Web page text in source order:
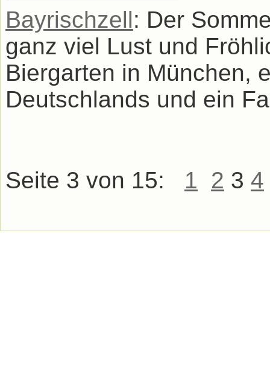
Bayrischzell: Der
ganz viel Lust und
Biergarten in München,
Deutschlands und ein
Seite 3 von 15: 1 2 3 4